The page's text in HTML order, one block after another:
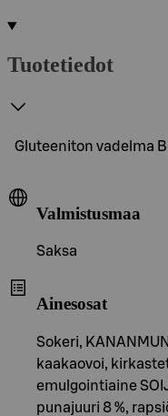
Tuotetiedot
Gluteeniton vadelma
Valmistusmaa
Saksa
Ainesosat
Sokeri,
kaakaovoi,
emulgointiaine
punajuuri 8 %,